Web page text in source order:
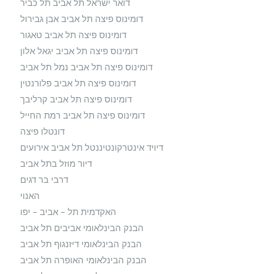
דואר ישראל תל אביב תל כביר
דומינוס פיצה תל אביב אבן גבירול
דומינוס פיצה תל אביב טאגור
דומינוס פיצה תל אביב יגאל אלון
דומינוס פיצה תל אביב נמל תל אביב
דומינוס פיצה תל אביב פלורנטין
דומינוס פיצה תל אביב קרליבך
דומינוס פיצה תל אביב רמת החייל
דונטלו פיצה
דיויד אינטרקונטיננטל תל אביב אירועים
דיור מוזל בתל אביב
דרבי בר דגים
האנוי
האקדמית תל – אביב – יפו
הבנק הבינלאומי אביבים תל אביב
הבנק הבינלאומי דיזנגוף תל אביב
הבנק הבינלאומי האופרה תל אביב